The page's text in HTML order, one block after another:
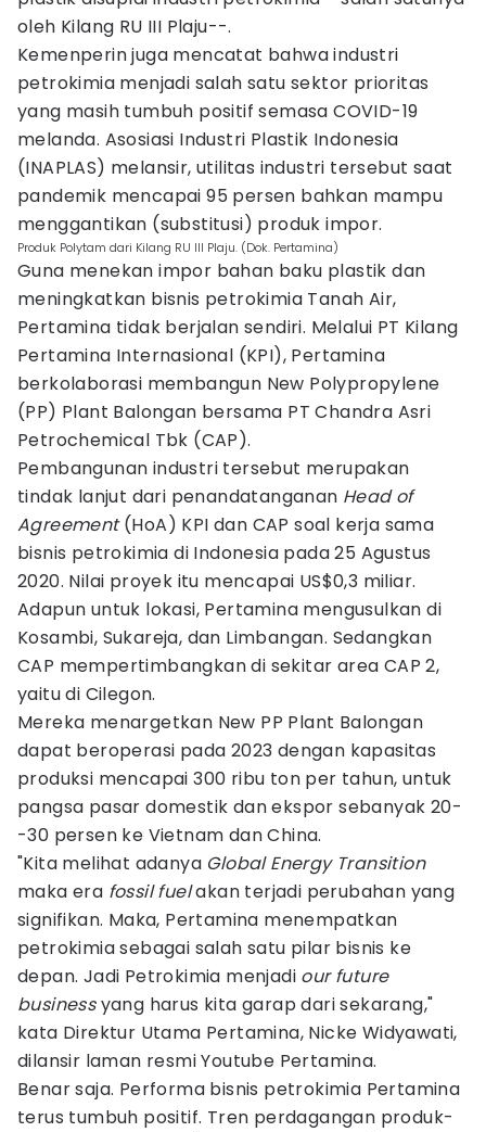
oleh Kilang RU III Plaju--.
Kemenperin juga mencatat bahwa industri
petrokimia menjadi salah satu sektor prioritas
yang masih tumbuh positif semasa COVID-19
melanda. Asosiasi Industri Plastik Indonesia
(INAPLAS) melansir, utilitas industri tersebut saat
pandemik mencapai 95 persen bahkan mampu
menggantikan (substitusi) produk impor.
Produk Polytam dari Kilang RU III Plaju. (Dok. Pertamina)
Guna menekan impor bahan baku plastik dan
meningkatkan bisnis petrokimia Tanah Air,
Pertamina tidak berjalan sendiri. Melalui PT Kilang
Pertamina Internasional (KPI), Pertamina
berkolaborasi membangun New Polypropylene
(PP) Plant Balongan bersama PT Chandra Asri
Petrochemical Tbk (CAP).
Pembangunan industri tersebut merupakan
tindak lanjut dari penandatanganan Head of
Agreement(HoA) KPI dan CAP soal kerja sama
bisnis petrokimia di Indonesia pada 25 Agustus
2020. Nilai proyek itu mencapai US$0,3 miliar.
Adapun untuk lokasi, Pertamina mengusulkan di
Kosambi, Sukareja, dan Limbangan. Sedangkan
CAP mempertimbangkan di sekitar area CAP 2,
yaitu di Cilegon.
Mereka menargetkan New PP Plant Balongan
dapat beroperasi pada 2023 dengan kapasitas
produksi mencapai 300 ribu ton per tahun, untuk
pangsa pasar domestik dan ekspor sebanyak 20-
-30 persen ke Vietnam dan China.
"Kita melihat adanya Global Energy Transition
maka era fossil fuelakan terjadi perubahan yang
signifikan. Maka, Pertamina menempatkan
petrokimia sebagai salah satu pilar bisnis ke
depan. Jadi Petrokimia menjadi our future
businessyang harus kita garap dari sekarang,"
kata Direktur Utama Pertamina, Nicke Widyawati,
dilansir laman resmi Youtube Pertamina.
Benar saja. Performa bisnis petrokimia Pertamina
terus tumbuh positif. Tren perdagangan produk-